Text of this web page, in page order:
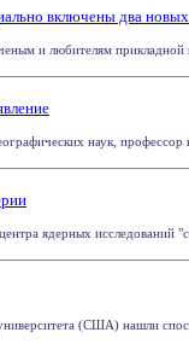
включены два
и любителям прикладной
наук, профессор
ядерных исследований
(США) нашли